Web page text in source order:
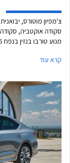
צ'מפיון מוטורס,
סקודה אוקטביה,
במאי 2026 או עד גמר המלאי.
קרא עוד